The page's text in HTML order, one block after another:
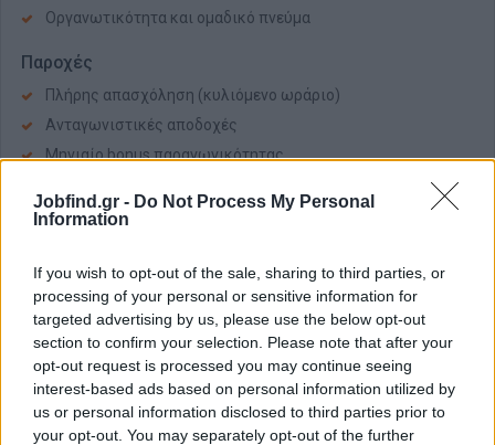
Jobfind.gr - Do Not Process My Personal
Information
If you wish to opt-out of the sale, sharing to third parties, or
processing of your personal or sensitive information for
targeted advertising by us, please use the below opt-out
section to confirm your selection. Please note that after your
opt-out request is processed you may continue seeing
interest-based ads based on personal information utilized by
us or personal information disclosed to third parties prior to
your opt-out. You may separately opt-out of the further
Οργανωτικότητα και ομαδικό πνεύμα
Παροχές
Πλήρης απασχόληση (κυλιόμενο ωράριο)
Ανταγωνιστικές αποδοχές
Μηνιαίο bonus παραγωγικότητας
Στείλε μας το βιογραφικό σου — θα χαρούμε να σε γνωρίσουμε.
Τηρείται απόλυτη εμπιστευτικότητα.
Αίτηση - Αποστολή Βιογραφικού
Σας ενδιαφέρει η θέση εργασίας; Εγγραφείτε για να στείλετε το
βιογραφικό σας στην εταιρεία.
Εγγραφή Είσοδος